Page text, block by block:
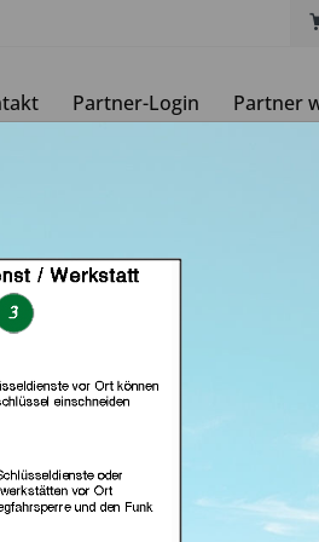
Partner-Login Partner
(in Grevenbroich)